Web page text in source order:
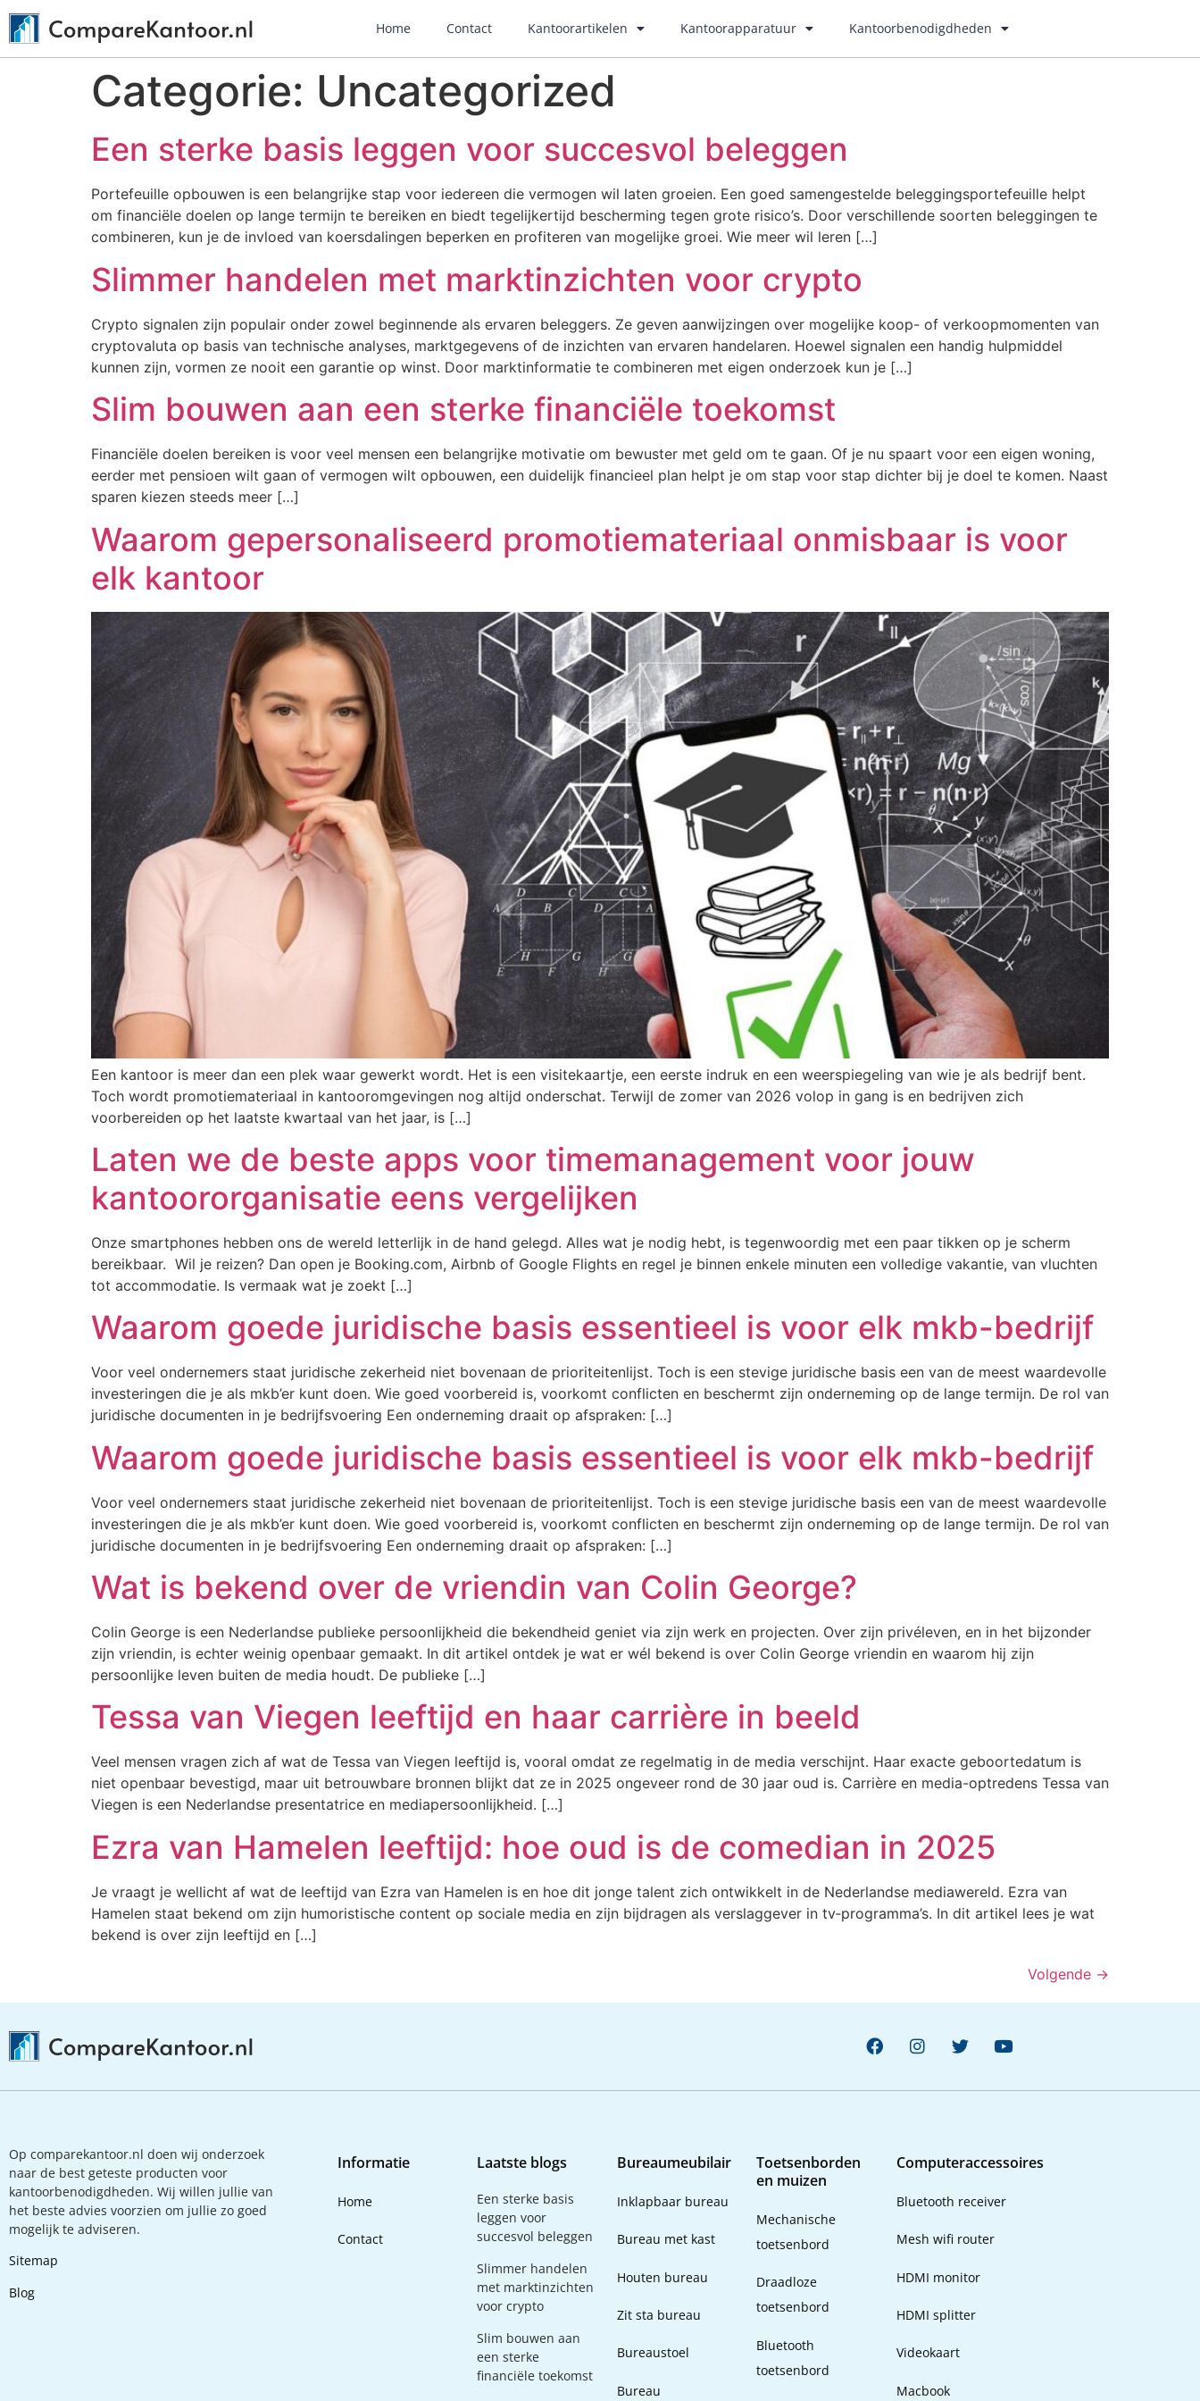
Home Contact Kantoorartikelen Kantoorapparatuur Kantoorbenodigdheden
Categorie: Uncategorized
Een sterke basis leggen voor succesvol beleggen
Portefeuille opbouwen is een belangrijke stap voor iedereen die vermogen wil laten groeien. Een goed samengestelde beleggingsportefeuille helpt
om financiële doelen op lange termijn te bereiken en biedt tegelijkertijd bescherming tegen grote risico’s. Door verschillende soorten beleggingen te
combineren, kun je de invloed van koersdalingen beperken en profiteren van mogelijke groei. Wie meer wil leren […]
Slimmer handelen met marktinzichten voor crypto
Crypto signalen zijn populair onder zowel beginnende als ervaren beleggers. Ze geven aanwijzingen over mogelijke koop- of verkoopmomenten van
cryptovaluta op basis van technische analyses, marktgegevens of de inzichten van ervaren handelaren. Hoewel signalen een handig hulpmiddel
kunnen zijn, vormen ze nooit een garantie op winst. Door marktinformatie te combineren met eigen onderzoek kun je […]
Slim bouwen aan een sterke financiële toekomst
Financiële doelen bereiken is voor veel mensen een belangrijke motivatie om bewuster met geld om te gaan. Of je nu spaart voor een eigen woning,
eerder met pensioen wilt gaan of vermogen wilt opbouwen, een duidelijk financieel plan helpt je om stap voor stap dichter bij je doel te komen. Naast
sparen kiezen steeds meer […]
Waarom gepersonaliseerd promotiemateriaal onmisbaar is voor
elk kantoor
Een kantoor is meer dan een plek waar gewerkt wordt. Het is een visitekaartje, een eerste indruk en een weerspiegeling van wie je als bedrijf bent.
Toch wordt promotiemateriaal in kantooromgevingen nog altijd onderschat. Terwijl de zomer van 2026 volop in gang is en bedrijven zich
voorbereiden op het laatste kwartaal van het jaar, is […]
Laten we de beste apps voor timemanagement voor jouw
kantoororganisatie eens vergelijken
Onze smartphones hebben ons de wereld letterlijk in de hand gelegd. Alles wat je nodig hebt, is tegenwoordig met een paar tikken op je scherm
bereikbaar. Wil je reizen? Dan open je Booking.com, Airbnb of Google Flights en regel je binnen enkele minuten een volledige vakantie, van vluchten
tot accommodatie. Is vermaak wat je zoekt […]
Waarom goede juridische basis essentieel is voor elk mkb-bedrijf
Voor veel ondernemers staat juridische zekerheid niet bovenaan de prioriteitenlijst. Toch is een stevige juridische basis een van de meest waardevolle
investeringen die je als mkb’er kunt doen. Wie goed voorbereid is, voorkomt conflicten en beschermt zijn onderneming op de lange termijn. De rol van
juridische documenten in je bedrijfsvoering Een onderneming draait op afspraken: […]
Waarom goede juridische basis essentieel is voor elk mkb-bedrijf
Voor veel ondernemers staat juridische zekerheid niet bovenaan de prioriteitenlijst. Toch is een stevige juridische basis een van de meest waardevolle
investeringen die je als mkb’er kunt doen. Wie goed voorbereid is, voorkomt conflicten en beschermt zijn onderneming op de lange termijn. De rol van
juridische documenten in je bedrijfsvoering Een onderneming draait op afspraken: […]
Wat is bekend over de vriendin van Colin George?
Colin George is een Nederlandse publieke persoonlijkheid die bekendheid geniet via zijn werk en projecten. Over zijn privéleven, en in het bijzonder
zijn vriendin, is echter weinig openbaar gemaakt. In dit artikel ontdek je wat er wél bekend is over Colin George vriendin en waarom hij zijn
persoonlijke leven buiten de media houdt. De publieke […]
Tessa van Viegen leeftijd en haar carrière in beeld
Veel mensen vragen zich af wat de Tessa van Viegen leeftijd is, vooral omdat ze regelmatig in de media verschijnt. Haar exacte geboortedatum is
niet openbaar bevestigd, maar uit betrouwbare bronnen blijkt dat ze in 2025 ongeveer rond de 30 jaar oud is. Carrière en media-optredens Tessa van
Viegen is een Nederlandse presentatrice en mediapersoonlijkheid. […]
Ezra van Hamelen leeftijd: hoe oud is de comedian in 2025
Je vraagt je wellicht af wat de leeftijd van Ezra van Hamelen is en hoe dit jonge talent zich ontwikkelt in de Nederlandse mediawereld. Ezra van
Hamelen staat bekend om zijn humoristische content op sociale media en zijn bijdragen als verslaggever in tv‑programma’s. In dit artikel lees je wat
bekend is over zijn leeftijd en […]
Volgende →
Op comparekantoor.nl doen wij onderzoek
naar de best geteste producten voor
kantoorbenodigdheden. Wij willen jullie van
het beste advies voorzien om jullie zo goed
mogelijk te adviseren.
Sitemap
Blog
Informatie
Home
Contact
Laatste blogs
Een sterke basis
leggen voor
succesvol beleggen
Slimmer handelen
met marktinzichten
voor crypto
Slim bouwen aan
een sterke
financiële toekomst
Bureaumeubilair
Inklapbaar bureau
Bureau met kast
Houten bureau
Zit sta bureau
Bureaustoel
Bureau
Toetsenborden
en muizen
Mechanische
toetsenbord
Draadloze
toetsenbord
Bluetooth
toetsenbord
Computeraccessoires
Bluetooth receiver
Mesh wifi router
HDMI monitor
HDMI splitter
Videokaart
Macbook